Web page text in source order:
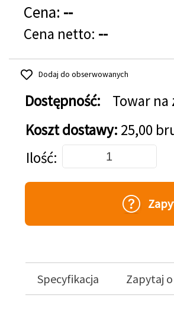
Cena: --
Cena netto: --
Dodaj do obserwowanych
Dostępność:
Towar
Koszt dostawy: 25,00
Dodaj do koszyka
Ilość
Specyfikacja Zapytaj